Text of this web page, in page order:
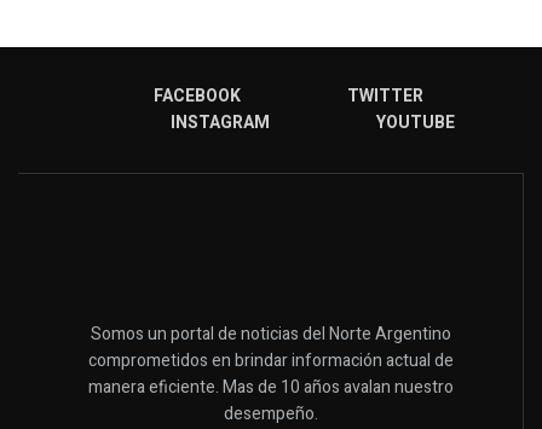
FACEBOOK
TWITTER
INSTAGRAM
YOUTUBE
Somos un portal de noticias del Norte Argentino
comprometidos en brindar información actual de
manera eficiente. Mas de 10 años avalan nuestro
desempeño.